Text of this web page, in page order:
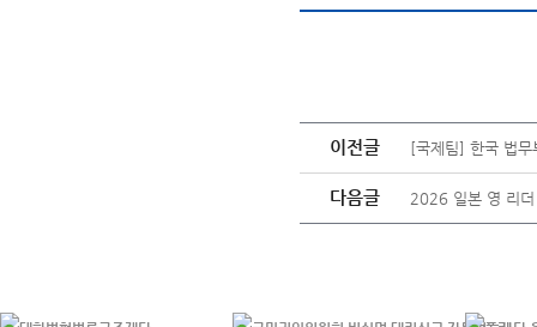
이전글 [국제팀] 한국 법
다음글 2026 일본 영 리